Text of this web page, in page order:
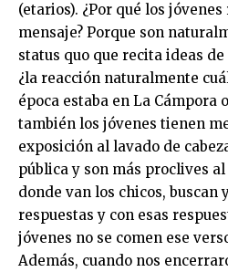
(etarios). ¿Por qué los
mensaje? Porque son
status quo que recita ideas
¿la reacción naturalmente
época estaba en La Cámpora
también los jóvenes tienen
exposición al lavado de
pública y son más proclives al
donde van los chicos, buscan
respuestas y con esas
jóvenes no se comen ese
Además, cuando nos